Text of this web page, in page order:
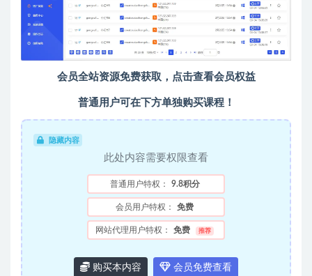
会员全站资源免费获取，点击查看会员权益
普通用户可在下方单独购买课程！
隐藏内容
此处内容需要权限查看
普通用户特权： 9.8积分
会员用户特权： 免费
网站代理用户特权： 免费 推荐
购买本内容 会员免费查看